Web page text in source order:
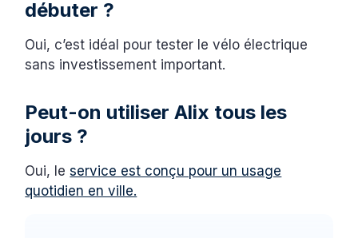
débuter ?
Oui, c’est idéal pour tester le vélo électrique
sans investissement important.
Peut-on utiliser Alix tous les
jours ?
Oui, leservice est conçu pour un usage
quotidien en ville.